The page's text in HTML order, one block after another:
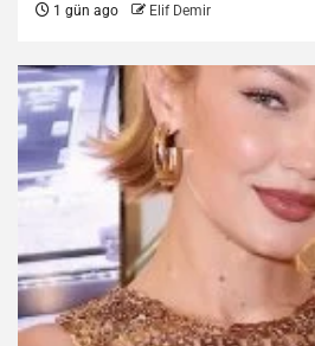
1 gün ago Elif Demir